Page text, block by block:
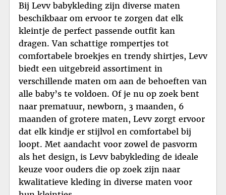
Bij Levv babykleding zijn diverse maten
beschikbaar om ervoor te zorgen dat elk
kleintje de perfect passende outfit kan
dragen. Van schattige rompertjes tot
comfortabele broekjes en trendy shirtjes, Levv
biedt een uitgebreid assortiment in
verschillende maten om aan de behoeften van
alle baby’s te voldoen. Of je nu op zoek bent
naar prematuur, newborn, 3 maanden, 6
maanden of grotere maten, Levv zorgt ervoor
dat elk kindje er stijlvol en comfortabel bij
loopt. Met aandacht voor zowel de pasvorm
als het design, is Levv babykleding de ideale
keuze voor ouders die op zoek zijn naar
kwalitatieve kleding in diverse maten voor